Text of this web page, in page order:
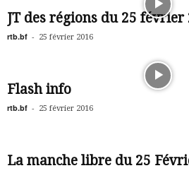
JT des régions du 25 février
rtb.bf - 25 février 2016
Flash info
rtb.bf - 25 février 2016
La manche libre du 25